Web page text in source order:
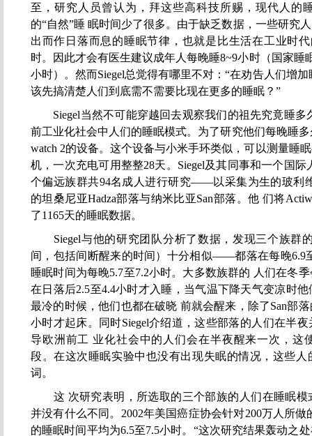
至，研究人员曾认为，拜这些高科技所赐，现代人的
的“自然”睡 眠时间少了很多。由于缺乏数据，一些研究
出而作日落而息的睡眠节律，也就是比生活在工业时
时。因此才会有医生建议成年人每晚睡8~9小时（国家睡
小时）。然而Siegel总觉得有哪里不对：“在劝告人们增
该先搞清楚人们到底需不需要比现在更多的睡眠？”
Siegel当然不可能穿越回去观察我们的祖先究竟睡多
前工业化社会中人们的睡眠模式。为了研究他们每晚睡
watch 2的设备。这个设备与小米手环类似，可以测量睡
机，一次充电可用整整28天。Siegel及其同事和一个国
个偏远族群共94名成人进行研究——以采集为生的玻利
的坦桑尼亚Hadza部落与纳米比亚San部落。他 们将
了1165天的睡眠数据。
Siegel与他的研究团队分析了数据，发现三个族群
间，包括间断醒来的时间）十分相似——都落在每晚6.9
睡眠时间为每晚5.7至7.2小时。大多数族群的 人们在冬
在日落后2.5至4.4小时才入睡，当气温下降天气变凉时
最冷的时候，他们也都在破晓 前就会醒来，除了San部
小时才起床。同时Siegel介绍道，这些部落的人们在半
导欧洲前工 业化社会中的人们会在半夜醒来一次，这
段。在这次睡眠实验中也没有出现失眠的情况，这些人
词。
这 次研究表明，所选取的三个部族的人们在睡眠模
并没有什么不同。2002年美国癌症协会针对200万人所
的睡眠时间平均为6.5至7.5小时。“这次研究结果轰动之